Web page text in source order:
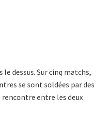
dessus. Sur cinq matchs,
se sont soldées par des
rencontre entre les deux